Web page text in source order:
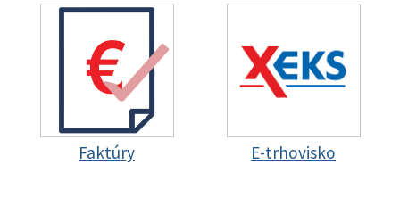
Faktúry E-trhovisko